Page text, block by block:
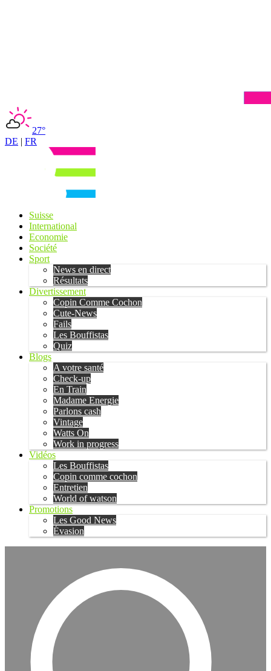
27°
DE | FR
Suisse
International
Economie
Société
Sport
News en direct
Résultats
Divertissement
Copin Comme Cochon
Cute-News
Fails
Les Bouffistas
Quiz
Blogs
A votre santé
Check-up
En Train
Madame Energie
Parlons cash
Vintage
Watts On
Work in progress
Vidéos
Les Bouffistas
Copin comme cochon
Entretien
World of watson
Promotions
Les Good News
Évasion